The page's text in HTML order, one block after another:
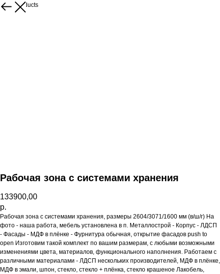
More products
Рабочая зона с системами хранения
133900,00
р.
Рабочая зона с системами хранения, размеры 2604/3071/1600 мм (в/ш/г) На
фото - наша работа, мебель установлена в п. Металлострой - Корпус - ЛДСП
- Фасады - МДФ в плёнке - Фурнитура обычная, открытие фасадов push to
open Изготовим такой комплект по вашим размерам, с любыми возможными
изменениями цвета, материалов, функционального наполнения. Работаем с
различными материалами - ЛДСП нескольких производителей, МДФ в плёнке,
МДФ в эмали, шпон, стекло, стекло + плёнка, стекло крашеное Лакобель,